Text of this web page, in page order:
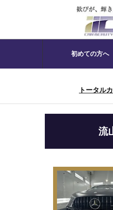
初めての方へ
トータル
流